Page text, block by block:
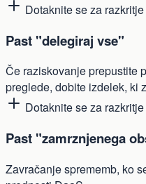
Dotaknite se za
Past "delegiraj vse"
Če raziskovanje prepustite
preglede, dobite izdelek, ki
Dotaknite se za
Past "zamrznjenega
Zavračanje sprememb, ko